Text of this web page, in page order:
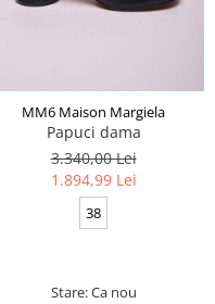
MM6 Maison Margiela
Papuci dama
3.340,00 Lei
1.894,99 Lei
38
Stare: Ca nou